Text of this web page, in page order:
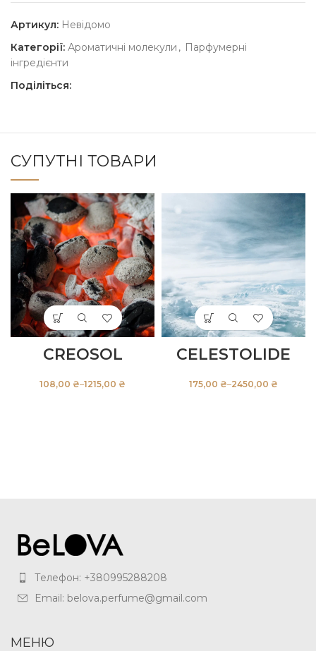
Артикул: Невідомо
Категорії: Ароматичні молекули , Парфумерні
інгредієнти
Поділіться:
СУПУТНІ ТОВАРИ
CREOSOL
₴ ₴
CELESTOLIDE
₴ ₴
Телефон: +380995288208
Email: belova.perfume@gmail.com
МЕНЮ